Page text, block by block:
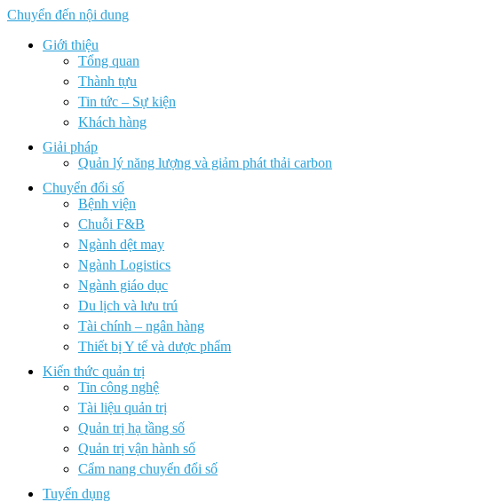
Chuyển đến nội dung
Giới thiệu
Tổng quan
Thành tựu
Tin tức – Sự kiện
Khách hàng
Giải pháp
Quản lý năng lượng và giảm phát thải carbon
Chuyển đổi số
Bệnh viện
Chuỗi F&B
Ngành dệt may
Ngành Logistics
Ngành giáo dục
Du lịch và lưu trú
Tài chính – ngân hàng
Thiết bị Y tế và dược phẩm
Kiến thức quản trị
Tin công nghệ
Tài liệu quản trị
Quản trị hạ tầng số
Quản trị vận hành số
Cẩm nang chuyển đổi số
Tuyển dụng